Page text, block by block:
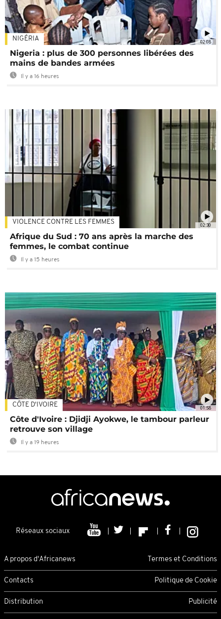
02:08
NIGÉRIA
Nigeria : plus de 300 personnes libérées des
mains de bandes armées
Il y a 16 heures
02:30
VIOLENCE CONTRE LES FEMMES
Afrique du Sud : 70 ans après la marche des
femmes, le combat continue
Il y a 15 heures
01:58
CÔTE D'IVOIRE
Côte d'Ivoire : Djidji Ayokwe, le tambour parleur
retrouve son village
Il y a 19 heures
Réseaux sociaux
A propos d'Africanews Termes et Conditions
Contacts Politique de Cookie
Distribution Publicité